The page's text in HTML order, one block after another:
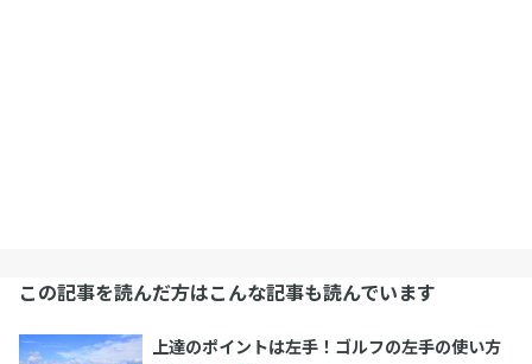
この記事を読んだ方はこんな記事も読んでいます
上達のポイントは左手！ゴルフの左手の使い方